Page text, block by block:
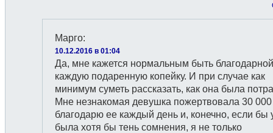
Марго:
10.12.2016 в 01:04
Да, мне кажется нормальным быть
каждую подаренную копейку. И при случае как
минимум суметь рассказать, как она была
Мне незнакомая девушка пожертвовала 30
благодарю ее каждый день и, конечно, если бы
была хотя бы тень сомнения, я не только